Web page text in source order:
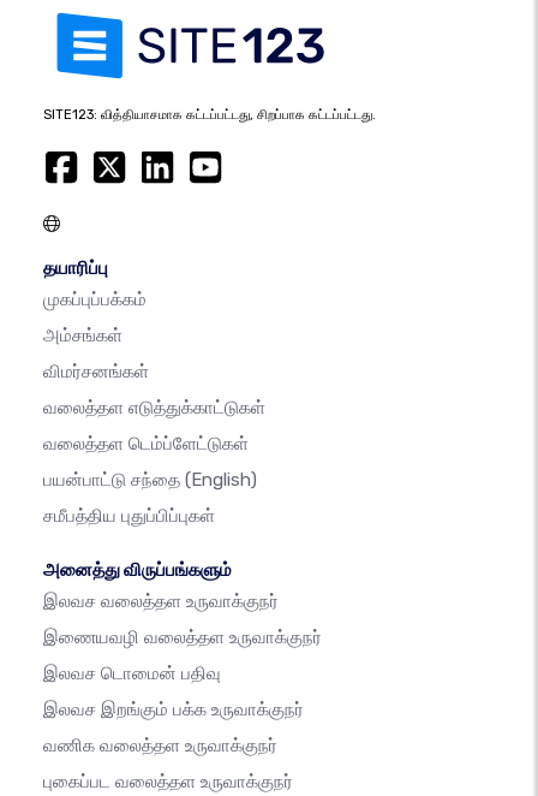
SITE123: வித்தியாசமாக கட்டப்பட்டது, சிறப்பாக கட்டப்பட்டது.
தயாரிப்பு
முகப்புப்பக்கம்
அம்சங்கள்
விமர்சனங்கள்
வலைத்தள எடுத்துக்காட்டுகள்
வலைத்தள டெம்ப்ளேட்டுகள்
பயன்பாட்டு சந்தை (English)
சமீபத்திய புதுப்பிப்புகள்
அனைத்து விருப்பங்களும்
இலவச வலைத்தள உருவாக்குநர்
இணையவழி வலைத்தள உருவாக்குநர்
இலவச டொமைன் பதிவு
இலவச இறங்கும் பக்க உருவாக்குநர்
வணிக வலைத்தள உருவாக்குநர்
புகைப்பட வலைத்தள உருவாக்குநர்